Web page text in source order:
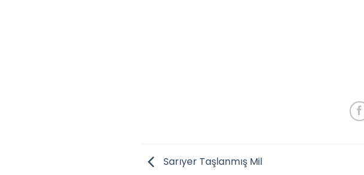
Sarıyer Taşlanmış Mil